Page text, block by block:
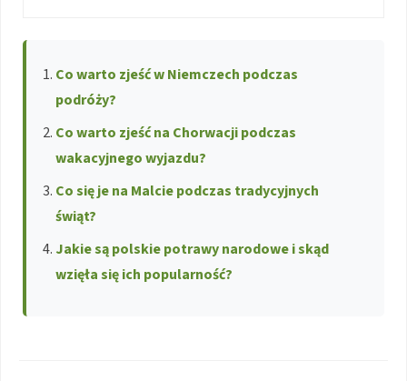
Co warto zjeść w Niemczech podczas
podróży?
Co warto zjeść na Chorwacji podczas
wakacyjnego wyjazdu?
Co się je na Malcie podczas tradycyjnych
świąt?
Jakie są polskie potrawy narodowe i skąd
wzięła się ich popularność?